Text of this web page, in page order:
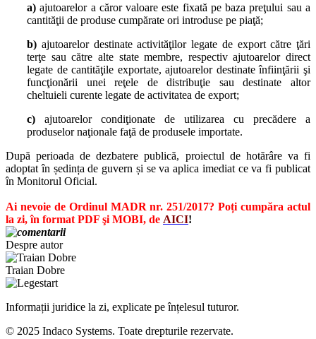
a)ajutoarelor a căror valoare este fixată pe baza preţului sau a
cantităţii de produse cumpărate ori introduse pe piaţă;
b) ajutoarelor destinate activităţilor legate de export către ţări
terţe sau către alte state membre, respectiv ajutoarelor direct
legate de cantităţile exportate, ajutoarelor destinate înfiinţării şi
funcţionării unei reţele de distribuţie sau destinate altor
cheltuieli curente legate de activitatea de export;
c) ajutoarelor condiţionate de utilizarea cu precădere a
produselor naţionale faţă de produsele importate.
După perioada de dezbatere publică, proiectul de hotărâre va fi
adoptat în ședința de guvern și se va aplica imediat ce va fi publicat
în Monitorul Oficial.
Ai nevoie de Ordinul MADR nr. 251/2017? Poți cumpăra actul
la zi, în format PDF şi MOBI, de AICI!
Despre autor
Traian Dobre
Informații juridice la zi, explicate pe înțelesul tuturor.
© 2025 Indaco Systems. Toate drepturile rezervate.